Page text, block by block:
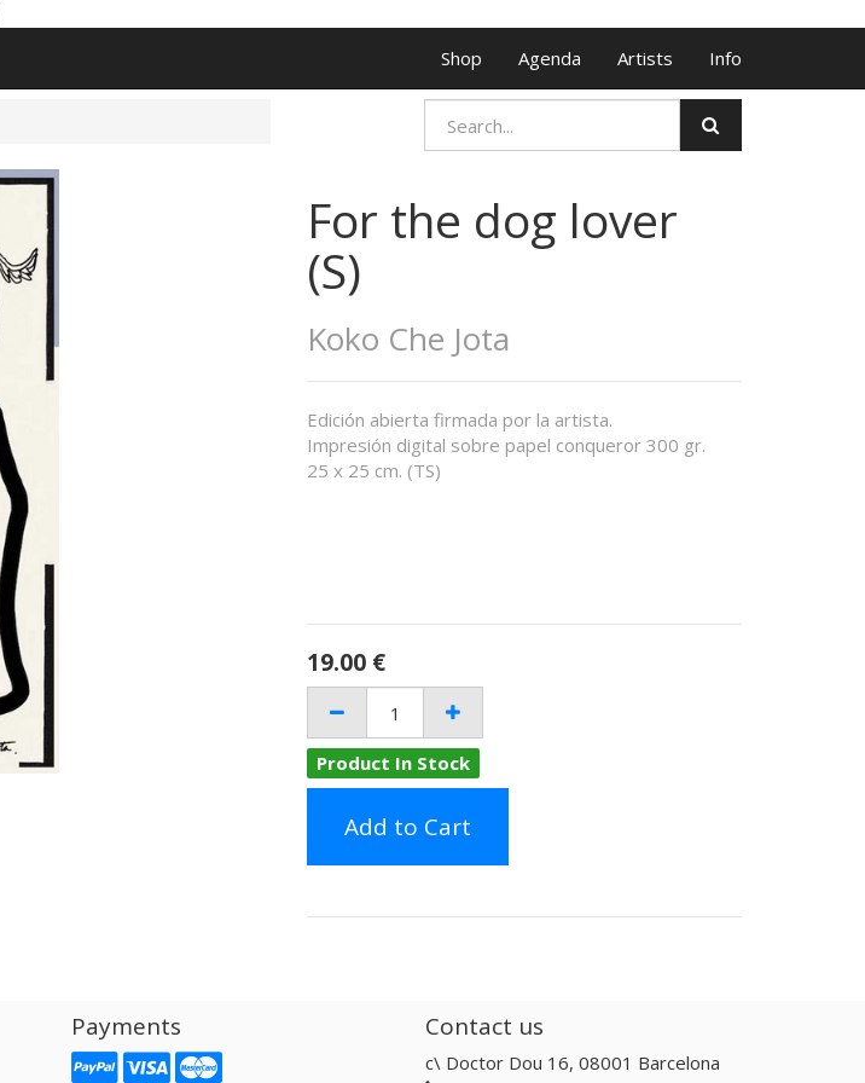
Shop Agenda Artists Info
For the dog lover
(S)
Koko Che Jota
Edición abierta firmada por la artista.
Impresión digital sobre papel conqueror 300 gr.
25 x 25 cm. (TS)
19.00 €
Product In Stock
Add to Cart
Payments Contact us
c\ Doctor Dou 16, 08001 Barcelona